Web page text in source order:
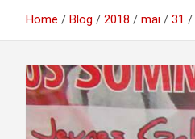
Home Blog 2018 mai 31